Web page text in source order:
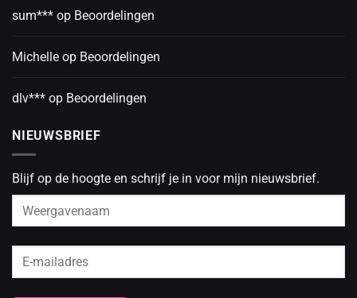
sum*** op Beoordelingen
Michelle op Beoordelingen
dlv*** op Beoordelingen
NIEUWSBRIEF
Blijf op de hoogte en schrijf je in voor mijn nieuwsbrief.